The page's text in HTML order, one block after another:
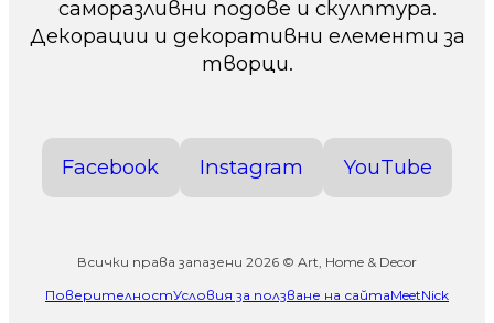
саморазливни подове и скулптура.
Декорации и декоративни елементи за
творци.
Facebook Instagram YouTube
Всички права запазени 2026 © Art, Home & Decor
ПоверителностУсловия за ползване на сайтаMeetNick